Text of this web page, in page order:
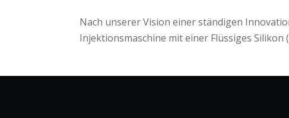
Nach unserer Vision einer ständigen
Injektionsmaschine mit einer Flüssiges